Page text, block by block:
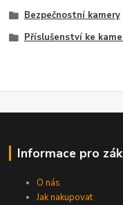
Bezpečnostní kamery
Příslušenství ke
Informace pro
O nás
Jak nakupovat